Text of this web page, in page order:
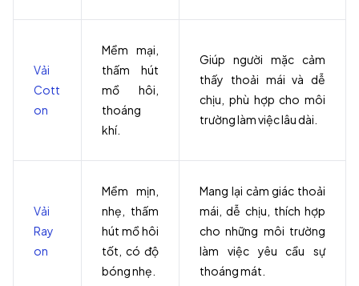
Vải
Cott
on
Mềm mại,
thấm hút
mồ hôi,
thoáng
khí.
Giúp người mặc cảm
thấy thoải mái và dễ
chịu, phù hợp cho môi
trường làm việc lâu dài.
Vải
Ray
on
Mềm mịn,
nhẹ, thấm
hút mồ hôi
tốt, có độ
bóng nhẹ.
Mang lại cảm giác thoải
mái, dễ chịu, thích hợp
cho những môi trường
làm việc yêu cầu sự
thoáng mát.